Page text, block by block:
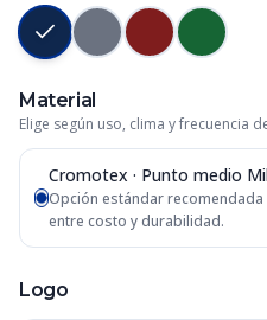
Material
Elige según uso, clima y frecuencia
Cromotex · Punto medio
Opción estándar
entre costo y durabilidad.
Logo